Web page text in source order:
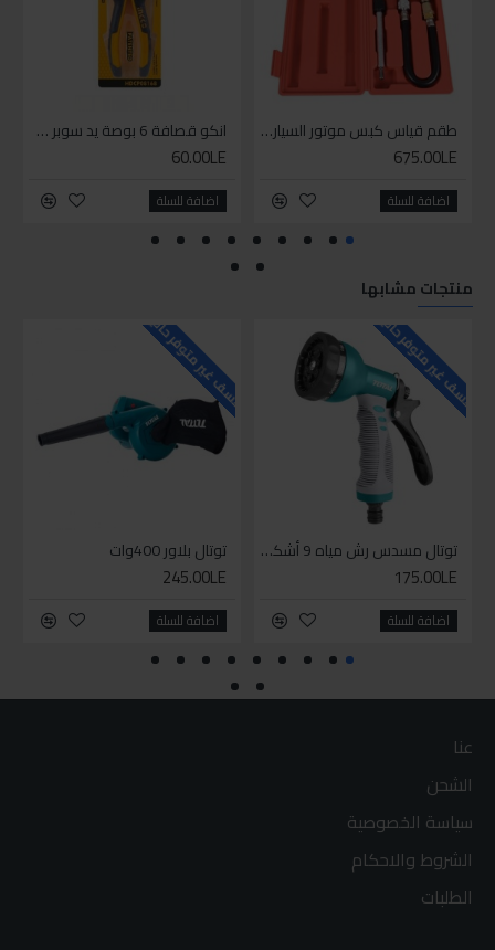
طقم قياس كبس موتور السياره 3 ق
675.00LE
اضافة للسلة
انكو قصافة 6 بوصة يد سوبر وان
60.00LE
اضافة للسلة
منتجات مشابها
للاسف غير متوفر حاليا
توتال مسدس رش مياه 9 أشكال
175.00LE
اضافة للسلة
للاسف غير متوفر حاليا
توتال بلاور 400وات
245.00LE
اضافة للسلة
عنا
الشحن
سياسة الخصوصية
الشروط والاحكام
الطلبات